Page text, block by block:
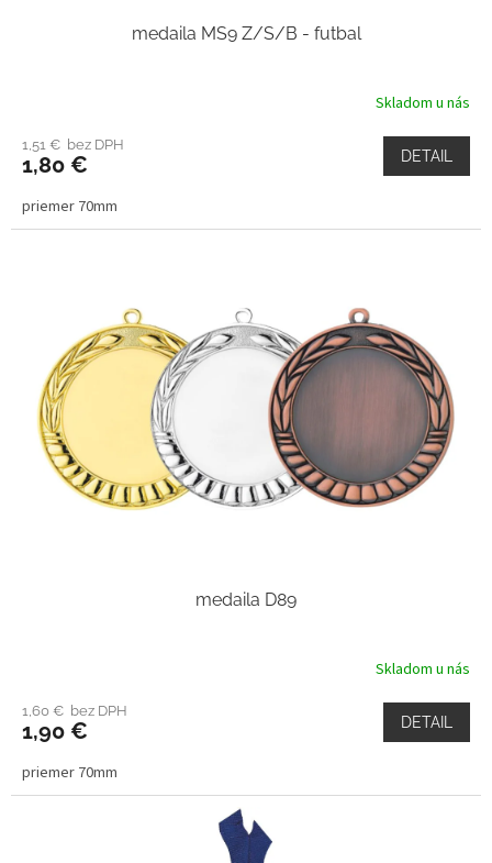
medaila MS9 Z/S/B - futbal
Skladom u nás
1,51 € bez DPH
1,80 € DETAIL
priemer 70mm
medaila D89
Skladom u nás
1,60 € bez DPH
1,90 € DETAIL
priemer 70mm